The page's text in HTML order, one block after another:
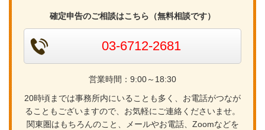
確定申告のご相談はこちら（無料相談です）
03-6712-2681
営業時間：9:00～18:30
20時頃までは事務所内にいることも多く、お電話がつなが
ることもございますので、お気軽にご連絡くださいませ。
関東圏はもちろんのこと、メールやお電話、Zoomなどを